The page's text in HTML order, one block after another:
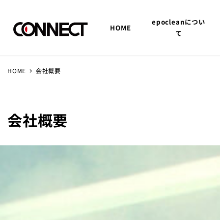
HOME
epocleanについ
て
HOME 会社概要
会社概要